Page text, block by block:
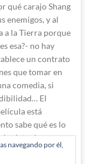
qué carajo Shang
enemigos, y al
a la Tierra porque
esa?- no hay
un contrato
que tomar en
comedia, si
El
está
sabe qué es lo
les
para
navegando por él,